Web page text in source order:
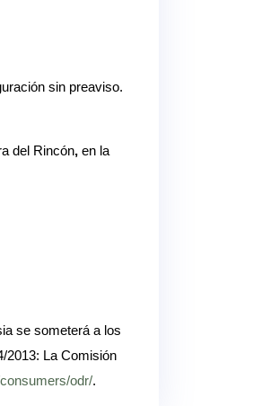
sin preaviso.
del Rincón,en la
se someterá a los
2013: La Comisión
odr/.